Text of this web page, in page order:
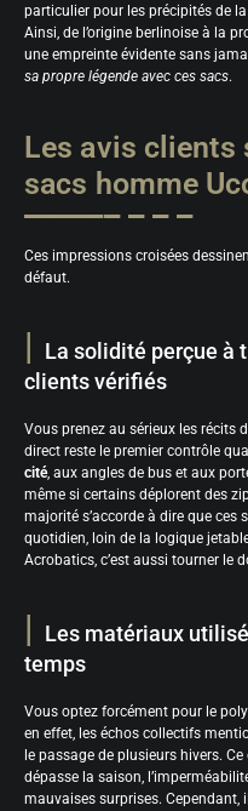
particulier pour les précipités de
Ainsi, de l’origine berlinoise à la
une empreinte évidente sans
sa propre légende avec ces sacs.
Les avis clients
sacs homme
Ces impressions croisées
défaut.
La solidité perçue à
clients vérifiés
Vous prenez au sérieux les récits
direct reste le premier contrôle
cité, aux angles de bus et aux
même si certains déplorent des
majorité s’accorde à dire que ces
quotidien, loin de la logique
Acrobatics, c’est aussi tourner le
Les matériaux
temps
Vous optez forcément pour le
en effet, les échos collectifs
le passage de plusieurs hivers.
dépasse la saison,
mauvaises surprises. Cependant,